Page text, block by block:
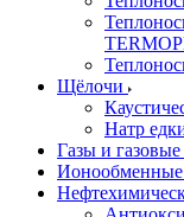
Щёлочи
Натр
Газы и газовые